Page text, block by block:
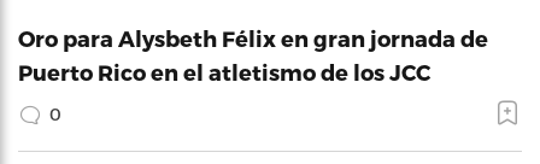
Oro para Alysbeth Félix en gran jornada de
Puerto Rico en el atletismo de los JCC
0